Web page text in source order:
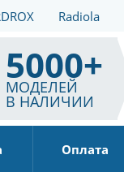
Radiola
5000+
МОДЕЛЕЙ
В НАЛИЧИИ
Оплата